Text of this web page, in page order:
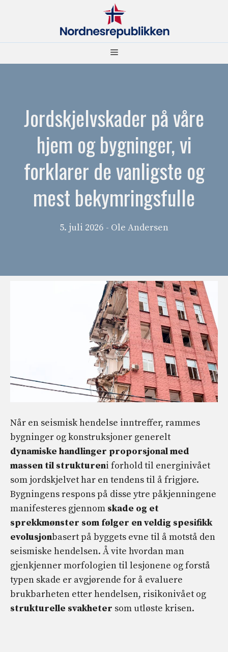
Meny
Jordskjelvskader på våre
hjem og bygninger, vi
forklarer de vanligste og
mest bekymringsfulle
5. juli 2026 - Ole Andersen
Når en seismisk hendelse inntreffer, rammes
bygninger og konstruksjoner generelt
dynamiske handlinger proporsjonal med
massen til struktureni forhold til energinivået
som jordskjelvet har en tendens til å frigjøre.
Bygningens respons på disse ytre påkjenningene
manifesteres gjennom skade og et
sprekkmønster som følger en veldig spesifikk
evolusjonbasert på byggets evne til å motstå den
seismiske hendelsen. Å vite hvordan man
gjenkjenner morfologien til lesjonene og forstå
typen skade er avgjørende for å evaluere
brukbarheten etter hendelsen, risikonivået og
strukturelle svakheter som utløste krisen.